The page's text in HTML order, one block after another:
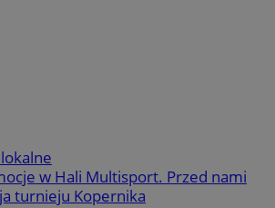
w Hali Multisport. Przed nami
turnieju Kopernika